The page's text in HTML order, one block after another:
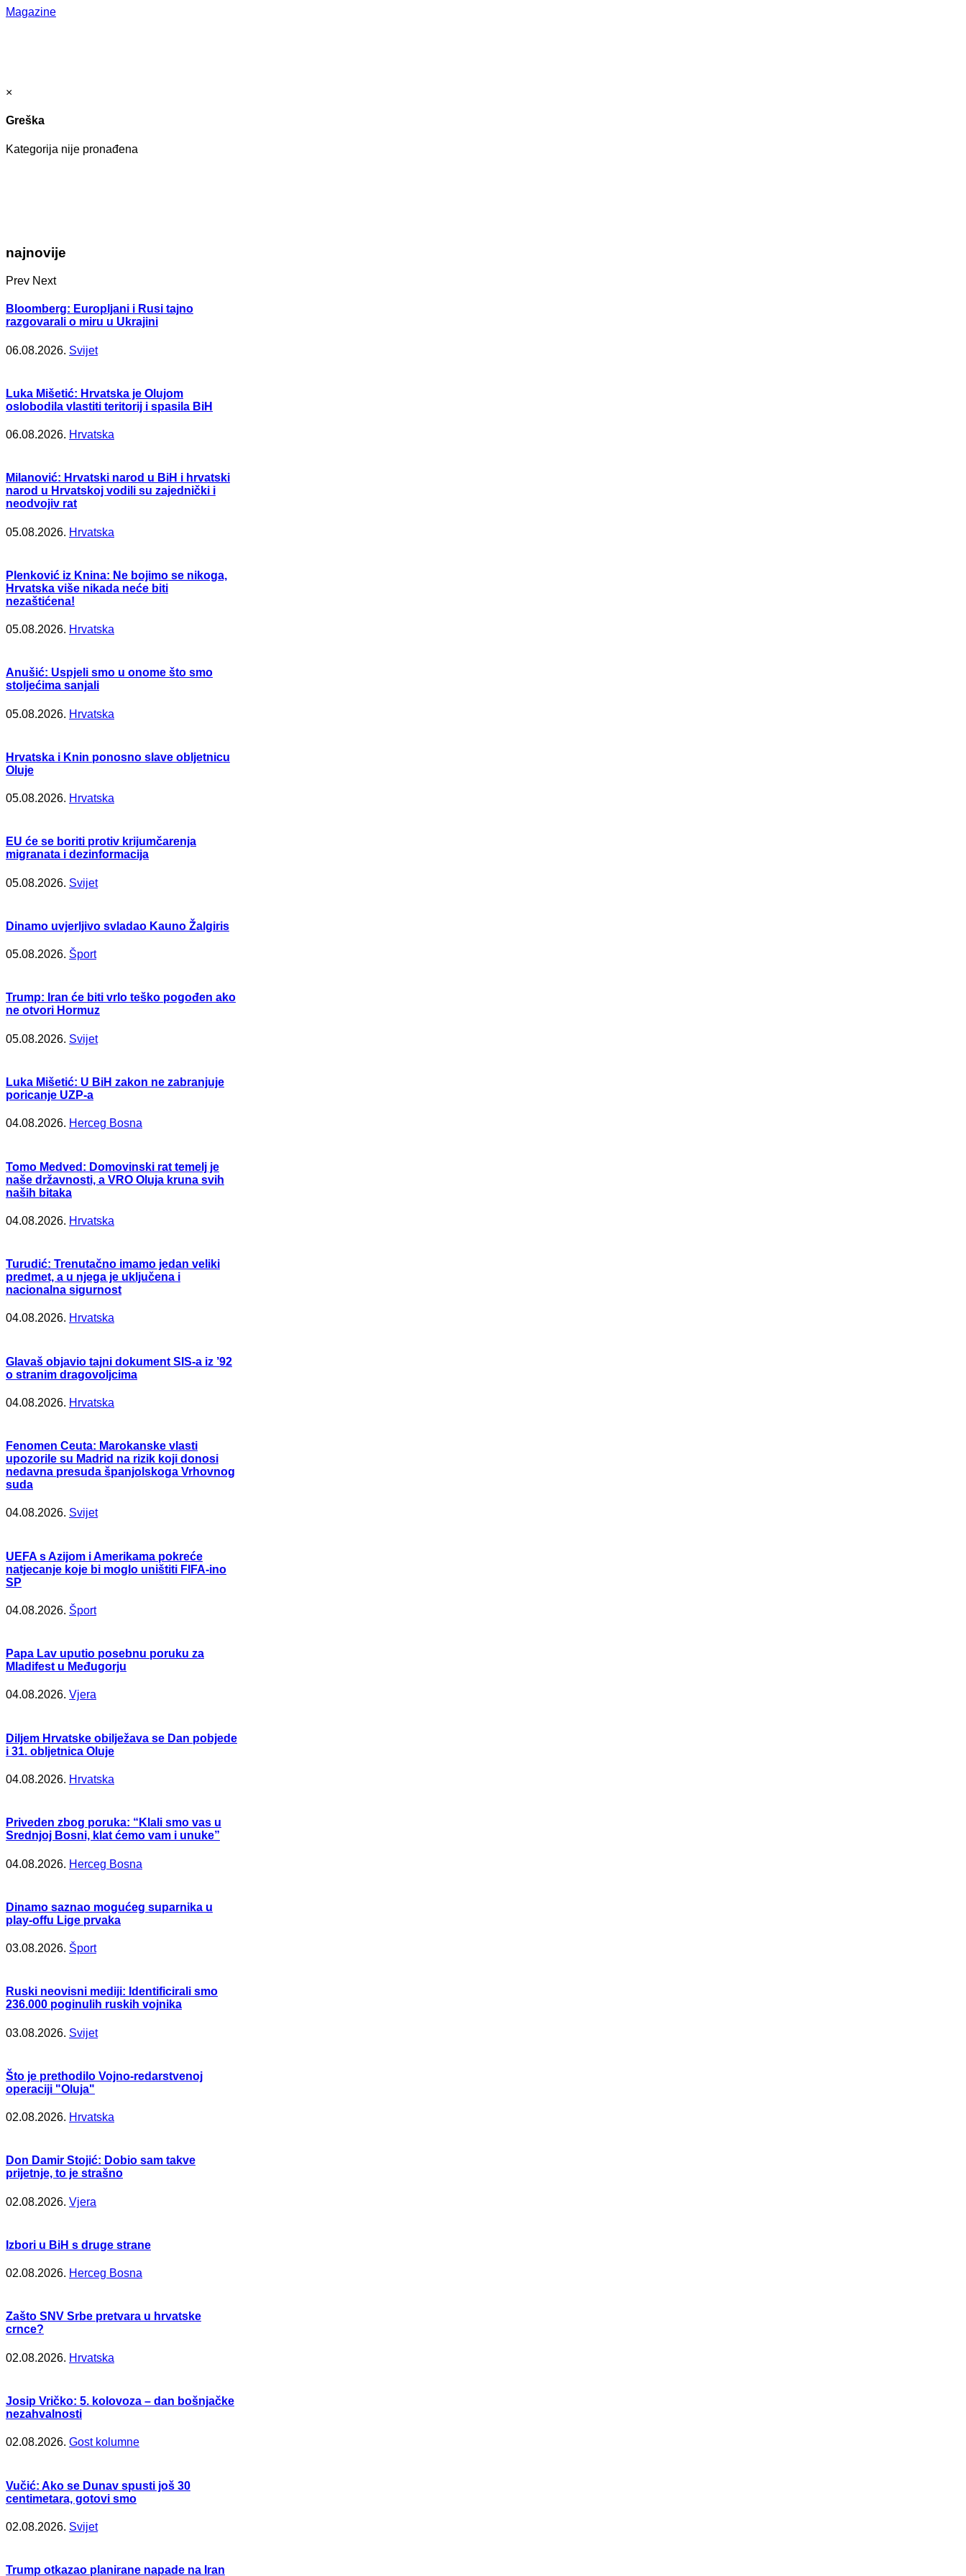
Magazine
×
Greška
Kategorija nije pronađena
najnovije
Prev Next
Bloomberg: Europljani i Rusi tajno
razgovarali o miru u Ukrajini
06.08.2026. Svijet
Luka Mišetić: Hrvatska je Olujom
oslobodila vlastiti teritorij i spasila BiH
06.08.2026. Hrvatska
Milanović: Hrvatski narod u BiH i hrvatski
narod u Hrvatskoj vodili su zajednički i
neodvojiv rat
05.08.2026. Hrvatska
Plenković iz Knina: Ne bojimo se nikoga,
Hrvatska više nikada neće biti
nezaštićena!
05.08.2026. Hrvatska
Anušić: Uspjeli smo u onome što smo
stoljećima sanjali
05.08.2026. Hrvatska
Hrvatska i Knin ponosno slave obljetnicu
Oluje
05.08.2026. Hrvatska
EU će se boriti protiv krijumčarenja
migranata i dezinformacija
05.08.2026. Svijet
Dinamo uvjerljivo svladao Kauno Žalgiris
05.08.2026. Šport
Trump: Iran će biti vrlo teško pogođen ako
ne otvori Hormuz
05.08.2026. Svijet
Luka Mišetić: U BiH zakon ne zabranjuje
poricanje UZP-a
04.08.2026. Herceg Bosna
Tomo Medved: Domovinski rat temelj je
naše državnosti, a VRO Oluja kruna svih
naših bitaka
04.08.2026. Hrvatska
Turudić: Trenutačno imamo jedan veliki
predmet, a u njega je uključena i
nacionalna sigurnost
04.08.2026. Hrvatska
Glavaš objavio tajni dokument SIS-a iz ’92
o stranim dragovoljcima
04.08.2026. Hrvatska
Fenomen Ceuta: Marokanske vlasti
upozorile su Madrid na rizik koji donosi
nedavna presuda španjolskoga Vrhovnog
suda
04.08.2026. Svijet
UEFA s Azijom i Amerikama pokreće
natjecanje koje bi moglo uništiti FIFA-ino
SP
04.08.2026. Šport
Papa Lav uputio posebnu poruku za
Mladifest u Međugorju
04.08.2026. Vjera
Diljem Hrvatske obilježava se Dan pobjede
i 31. obljetnica Oluje
04.08.2026. Hrvatska
Priveden zbog poruka: “Klali smo vas u
Srednjoj Bosni, klat ćemo vam i unuke”
04.08.2026. Herceg Bosna
Dinamo saznao mogućeg suparnika u
play-offu Lige prvaka
03.08.2026. Šport
Ruski neovisni mediji: Identificirali smo
236.000 poginulih ruskih vojnika
03.08.2026. Svijet
Što je prethodilo Vojno-redarstvenoj
operaciji "Oluja"
02.08.2026. Hrvatska
Don Damir Stojić: Dobio sam takve
prijetnje, to je strašno
02.08.2026. Vjera
Izbori u BiH s druge strane
02.08.2026. Herceg Bosna
Zašto SNV Srbe pretvara u hrvatske
crnce?
02.08.2026. Hrvatska
Josip Vričko: 5. kolovoza – dan bošnjačke
nezahvalnosti
02.08.2026. Gost kolumne
Vučić: Ako se Dunav spusti još 30
centimetara, gotovi smo
02.08.2026. Svijet
Trump otkazao planirane napade na Iran